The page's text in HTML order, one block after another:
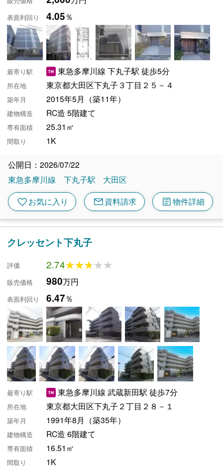
表面利回り 4.05％
最寄り駅 東急多摩川線 下丸子駅 徒歩5分
所在地 東京都大田区下丸子３丁目２５－４
築年月 2015年5月（築11年）
建物構造 RC造 5階建て
専有面積 25.31㎡
間取り 1K
公開日：2026/07/22
東急多摩川線
下丸子駅 大田区
favoriteお気に入り mail資料請求 article物件詳細
クレッセント下丸子
評価 2.74★★★★★
★★★★★
販売価格 980万円
表面利回り 6.47％
最寄り駅 東急多摩川線 武蔵新田駅 徒歩7分
所在地 東京都大田区下丸子２丁目２８－１
築年月 1991年8月（築35年）
建物構造 RC造 6階建て
専有面積 16.51㎡
間取り 1K